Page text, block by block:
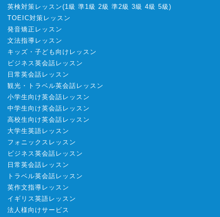
英検対策レッスン(1級 準1級 2級 準2級 3級 4級 5級 )
TOEIC対策レッスン
発音矯正レッスン
文法指導レッスン
キッズ・子ども向けレッスン
ビジネス英会話レッスン
日常英会話レッスン
観光・トラベル英会話レッスン
小学生向け英会話レッスン
中学生向け英会話レッスン
高校生向け英会話レッスン
大学生英語レッスン
フォニックスレッスン
ビジネス英会話レッスン
日常英会話レッスン
トラベル英会話レッスン
英作文指導レッスン
イギリス英語レッスン
法人様向けサービス